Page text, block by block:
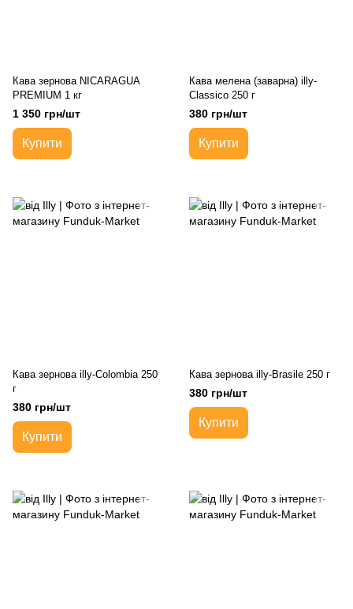
Кава зернова NICARAGUA
PREMIUM 1 кг
1 350 грн/шт
Купити
Кава мелена (заварна) illy-
Classico 250 г
380 грн/шт
Купити
Кава зернова illy-Colombia 250
г
380 грн/шт
Купити
Кава зернова illy-Brasile 250 г
380 грн/шт
Купити